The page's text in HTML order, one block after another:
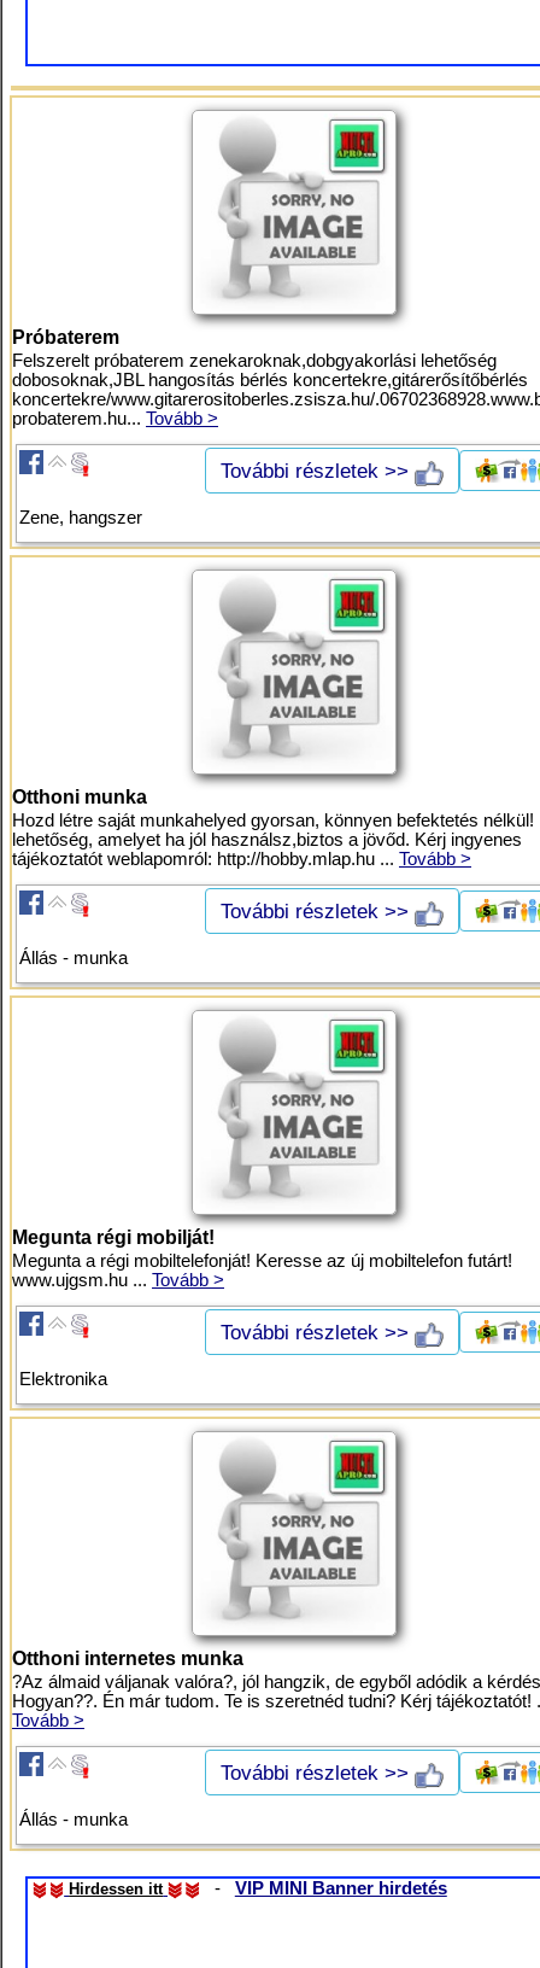
Próbaterem
Felszerelt próbaterem zenekaroknak,dobgyakorlási lehetőség
dobosoknak,JBL hangosítás bérlés koncertekre,gitárerősítőbérlés
koncertekre/www.gitarerositoberles.zsisza.hu/
probaterem.hu... Tovább >
További részletek >>
Zene, hangszer
Otthoni munka
Hozd létre saját munkahelyed gyorsan, könnyen befektetés nélkül!
lehetőség, amelyet ha jól használsz,biztos a jövőd. Kérj ingyenes
tájékoztatót weblapomról: http://hobby.mlap.hu ... Tovább >
További részletek >>
Állás - munka
Megunta régi mobilját!
Megunta a régi mobiltelefonját! Keresse az új mobiltelefon futárt!
www.ujgsm.hu ... Tovább >
További részletek >>
Elektronika
Otthoni internetes munka
?Az álmaid váljanak valóra?, jól hangzik, de egyből adódik a
Hogyan??. Én már tudom. Te is szeretnéd tudni? Kérj tájékoztatót!
Tovább >
További részletek >>
Állás - munka
Hirdessen itt - VIP MINI Banner hirdetés